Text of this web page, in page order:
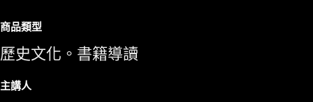
商品類型
歷史文化。書籍導讀
主講人